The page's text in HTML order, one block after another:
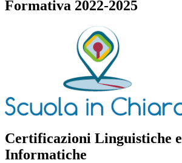
Formativa 2022-2025
Certificazioni Linguistiche e
Informatiche